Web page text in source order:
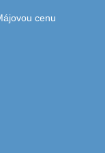
cenu